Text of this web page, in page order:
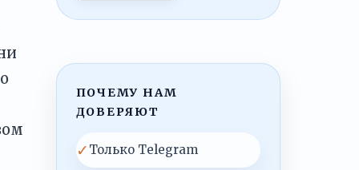
ПОЧЕМУ НАМ
ДОВЕРЯЮТ
✓ Только Telegram